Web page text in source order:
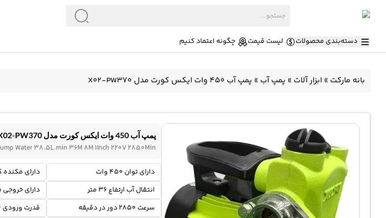
دسته‌بندی محصولات لیست قیمت چگونه اعتماد کنیم
بانه مارکت » ابزار آلات » پمپ آب » پمپ آب 450 وات ایکس کورت مدل X02-PW370
پمپ آب 450 وات ایکس کورت مدل X02-PW370
Water 38.5L.min 36M 8M 1Inch 220V 2850Min
دارای توان 450 وات
دارای مکنده کف
انتقال آب ارتفاع 36 متر
دارای خروجی 38.5 لیتر در دقیقه
سرعت 2850 دور در دقیقه
قدرت ورودی 0.4 کیلو وات